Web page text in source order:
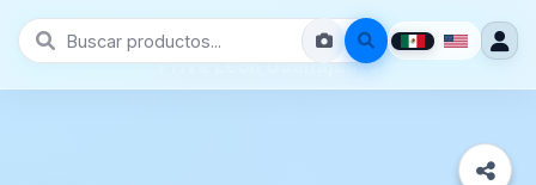
Prive León Guanajuato